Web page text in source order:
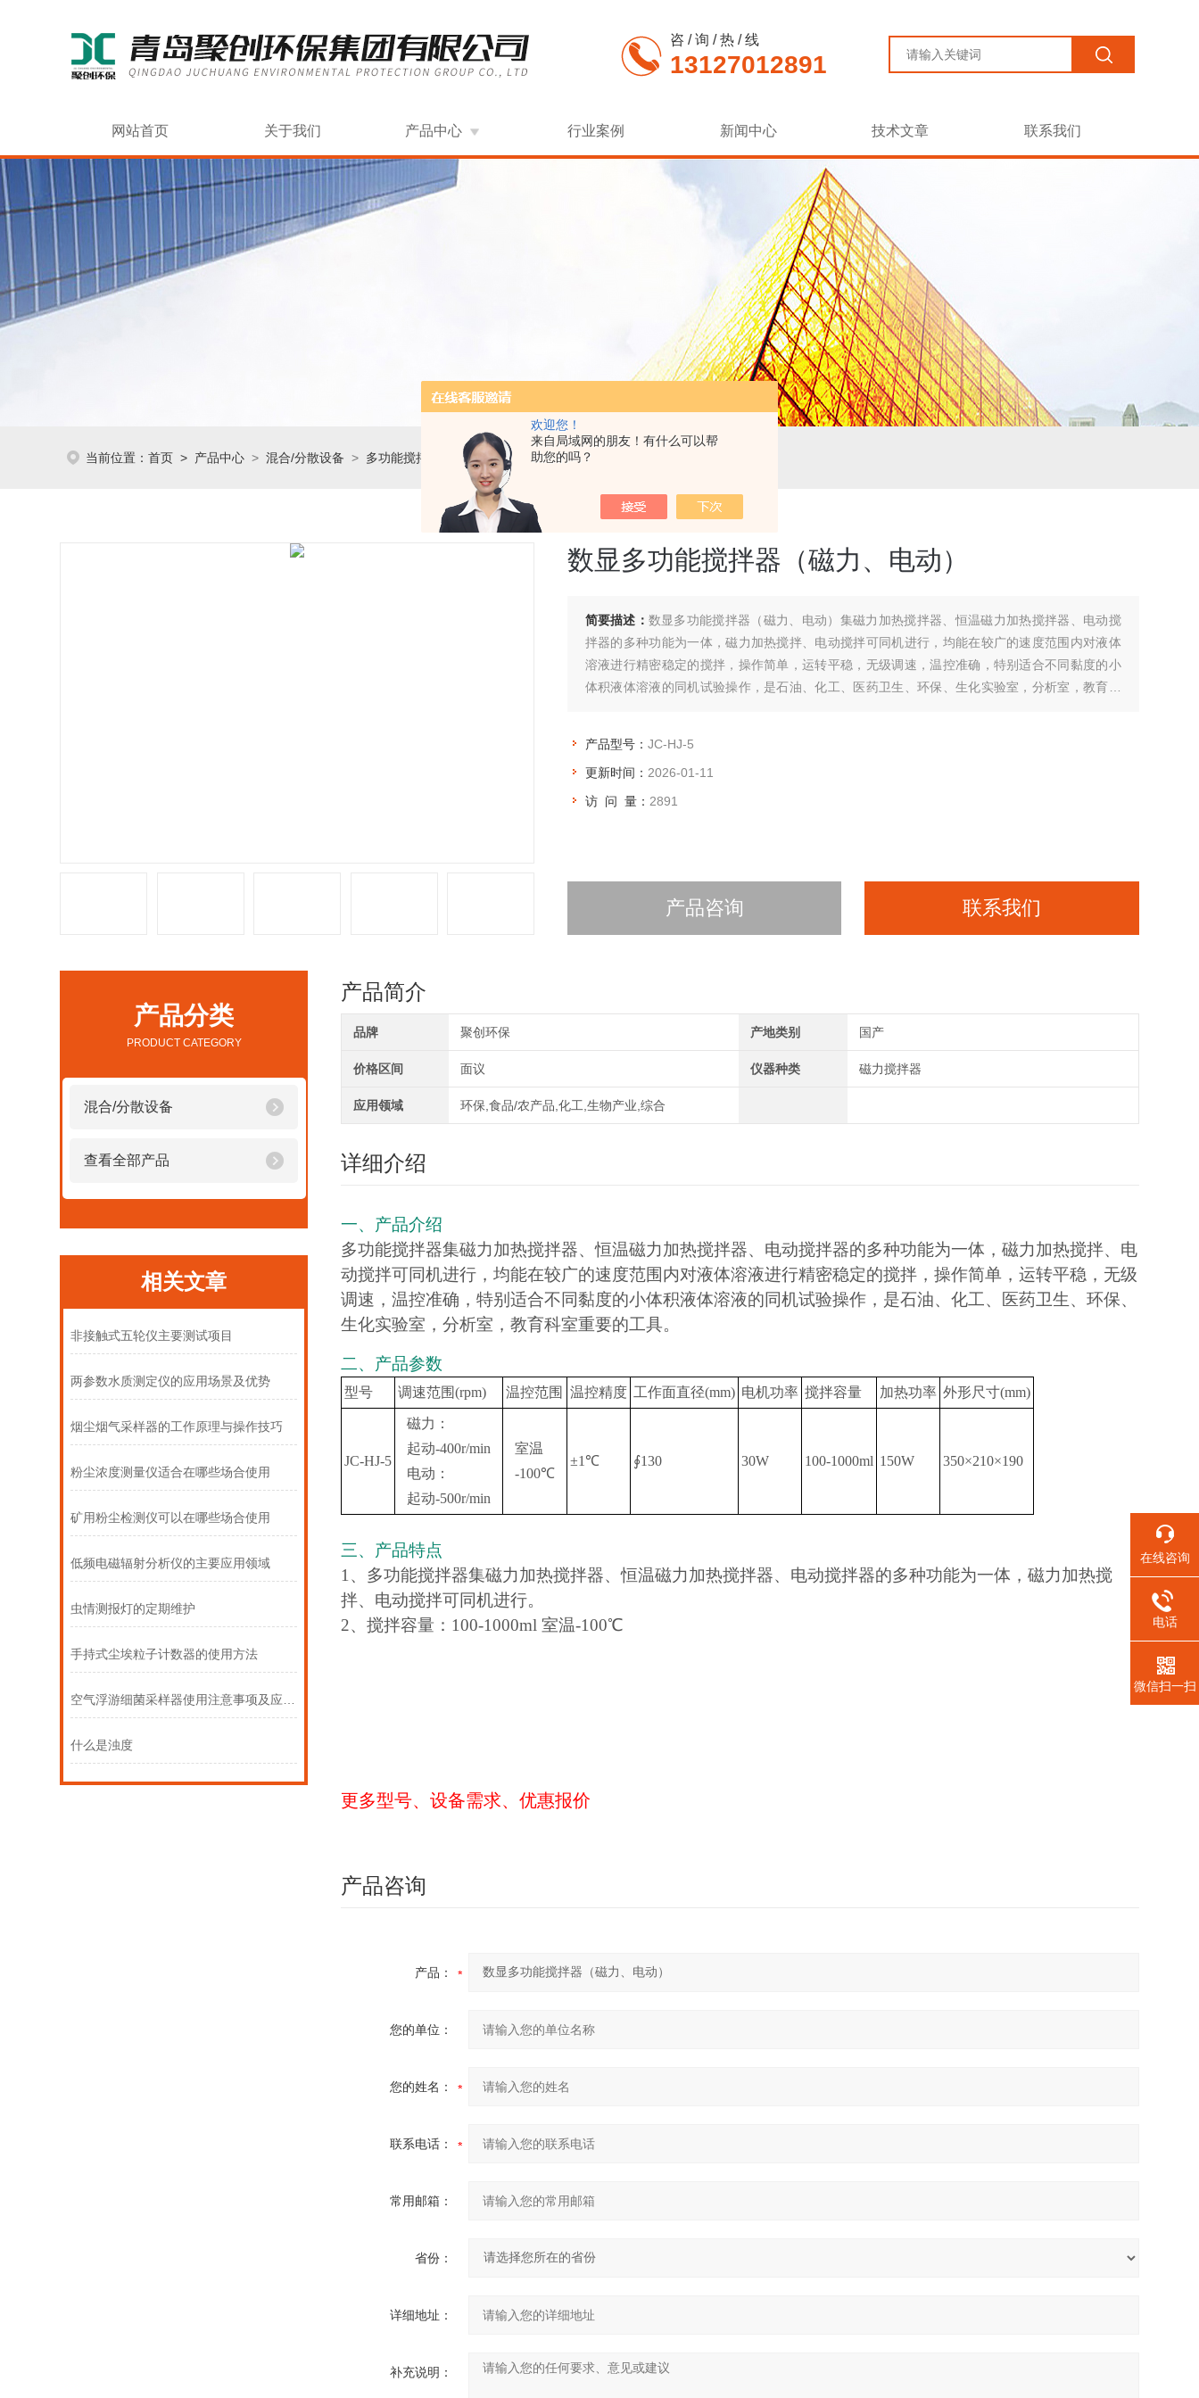
欢迎您！
来自局域网的朋友！有什么可以帮
助您的吗？
咨 / 询 / 热 / 线
13127012891
网站首页 关于我们 产品中心 行业案例 新闻中心 技术文章 联系我们
当前位置： 首页 > 产品中心 > 混合/分散设备 > 多功能搅拌器 > JC-HJ-5数显多功能搅拌器（磁力、电动）
数显多功能搅拌器（磁力、电动）
简要描述： 数显多功能搅拌器（磁力、电动）集磁力加热搅拌器、恒温磁力加热搅拌器、电动搅
拌器的多种功能为一体，磁力加热搅拌、电动搅拌可同机进行，均能在较广的速度范围内对液体
溶液进行精密稳定的搅拌，操作简单，运转平稳，无级调速，温控准确，特别适合不同黏度的小
体积液体溶液的同机试验操作，是石油、化工、医药卫生、环保、生化实验室，分析室，教育科
产品型号： JC-HJ-5
更新时间： 2026-01-11
访 问 量： 2891
产品咨询 联系我们
产品分类
PRODUCT CATEGORY
混合/分散设备
查看全部产品
相关文章
非接触式五轮仪主要测试项目
两参数水质测定仪的应用场景及优势
烟尘烟气采样器的工作原理与操作技巧
粉尘浓度测量仪适合在哪些场合使用
矿用粉尘检测仪可以在哪些场合使用
低频电磁辐射分析仪的主要应用领域
虫情测报灯的定期维护
手持式尘埃粒子计数器的使用方法
什么是浊度
产品简介
品牌 聚创环保 产地类别 国产
价格区间 面议 仪器种类 磁力搅拌器
应用领域 环保,食品/农产品,化工,生物产业,综合
详细介绍
一、产品介绍
多功能搅拌器集磁力加热搅拌器、恒温磁力加热搅拌器、电动搅拌器的多种功能为一体，磁力加热搅拌、电
动搅拌可同机进行，均能在较广的速度范围内对液体溶液进行精密稳定的搅拌，操作简单，运转平稳，无级
调速，温控准确，特别适合不同黏度的小体积液体溶液的同机试验操作，是石油、化工、医药卫生、环保、
生化实验室，分析室，教育科室重要的工具。
二、产品参数
型号 调速范围(rpm) 温控范围 温控精度 工作面直径(mm) 电机功率 搅拌容量 加热功率 外形尺寸(mm)
JC-HJ-5
磁力：
起动-400r/min
电动：
起动-500r/min
室温
-100℃
±1℃ ∮130 30W 100-1000ml 150W 350×210×190
三、产品特点
1、多功能搅拌器集磁力加热搅拌器、恒温磁力加热搅拌器、电动搅拌器的多种功能为一体，磁力加热搅
拌、电动搅拌可同机进行。
2、搅拌容量：100-1000ml 室温-100℃
更多型号、设备需求、优惠报价
产品咨询
产品：
您的单位：
您的姓名：
联系电话：
常用邮箱：
省份：
详细地址：
补充说明：
在线咨询
电话
微信扫一扫